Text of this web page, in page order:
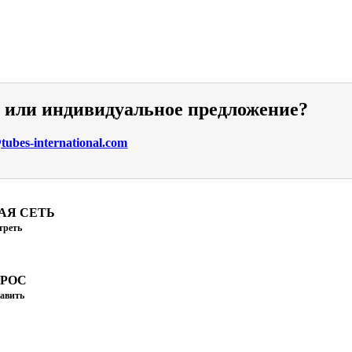
индивидуальное предложение?
international.com
СЕТЬ